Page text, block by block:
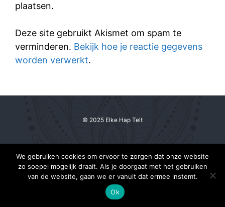
plaatsen.
Deze site gebruikt Akismet om spam te
verminderen. Bekijk hoe je reactie gegevens
worden verwerkt.
© 2025 Elke Hap Telt
We gebruiken cookies om ervoor te zorgen dat onze website
zo soepel mogelijk draait. Als je doorgaat met het gebruiken
van de website, gaan we er vanuit dat ermee instemt.
Ok